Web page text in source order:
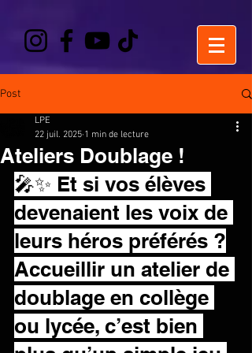
Post
Ateliers Doublage !
LPE
22 juil. 2025 1 min de lecture
🎤✨ Et si vos élèves
devenaient les voix de
leurs héros préférés ?
Accueillir un atelier de
doublage en collège
ou lycée, c’est bien